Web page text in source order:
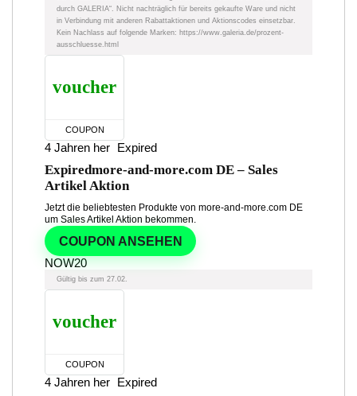
durch GALERIA“. Nicht nachträglich für bereits gekaufte Ware und nicht
in Verbindung mit anderen Rabattaktionen und Aktionscodes einsetzbar.
Kein Nachlass auf folgende Marken: https://www.galeria.de/prozent-
ausschluesse.html
voucher
COUPON
4 Jahren her Expired
Expiredmore-and-more.com DE – Sales
Artikel Aktion
Jetzt die beliebtesten Produkte von more-and-more.com DE
um Sales Artikel Aktion bekommen.
COUPON ANSEHEN
NOW20
Gültig bis zum 27.02.
voucher
COUPON
4 Jahren her Expired